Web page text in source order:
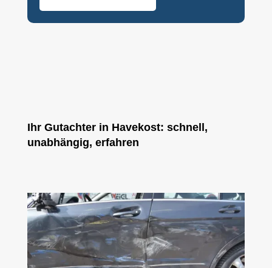
Ihr Gutachter in Havekost: schnell,
unabhängig, erfahren